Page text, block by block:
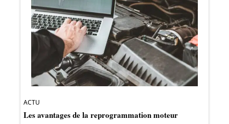
ACTU
Les avantages de la reprogrammation moteur